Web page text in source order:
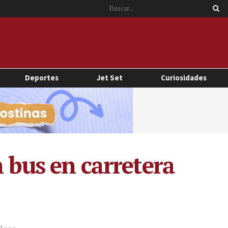
Deportes Jet Set Curiosidades
en carretera